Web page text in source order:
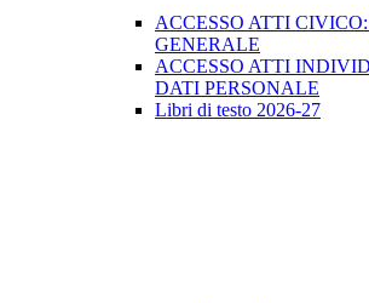
ACCESSO ATTI
GENERALE
ACCESSO ATTI
DATI PERSONALE
Libri di testo 2026-27